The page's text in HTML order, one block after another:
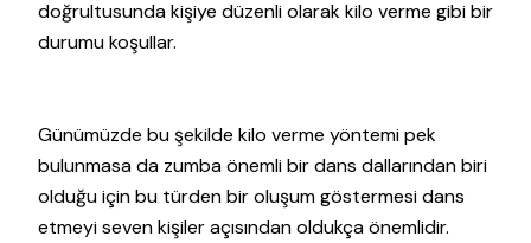
doğrultusunda kişiye düzenli olarak kilo verme gibi bir
durumu koşullar.
Günümüzde bu şekilde kilo verme yöntemi pek
bulunmasa da zumba önemli bir dans dallarından biri
olduğu için bu türden bir oluşum göstermesi dans
etmeyi seven kişiler açısından oldukça önemlidir.